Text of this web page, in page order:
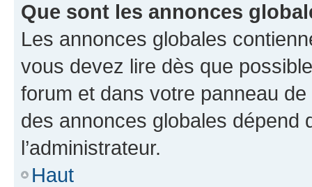
Que sont les annonces
Les annonces globales
vous devez lire dès que
forum et dans votre panneau
des annonces globales dépend
l’administrateur.
Haut